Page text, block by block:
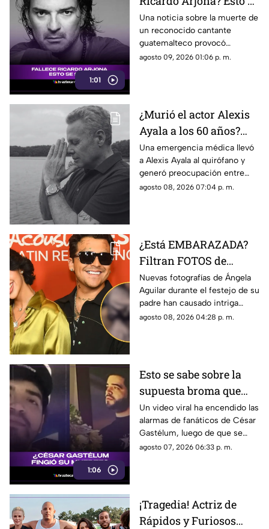
1:01
sabe
Una noticia sobre la muerte de
un reconocido cantante
guatemalteco provocó
confusión en redes sociales y
agosto 09, 2026 01:06 p. m.
¿Murió el actor Alexis
Ayala a los 60 años?
Esto sabemos tras
hospitalización de
URGENCIA
Una emergencia médica llevó
a Alexis Ayala al quirófano y
generó preocupación entre
sus seguidores, en TV Azteca
agosto 08, 2026 07:04 p. m.
¿Está EMBARAZADA?
Filtran FOTOS de
Ángela Aguilar durante
fiesta familiar; así luce
Nuevas fotografías de Ángela
Aguilar durante el festejo de su
padre han causado intriga
entre seguidores, en TV
agosto 08, 2026 04:28 p. m.
1:06
Esto se sabe sobre la
supuesta broma que
César Gastélum habría
hecho sobre su muerte
Un video viral ha encendido las
alarmas de fanáticos de César
Gastélum, luego de que se
comentara a especular que su
agosto 07, 2026 06:33 p. m.
¡Tragedia! Actriz de
Rápidos y Furiosos